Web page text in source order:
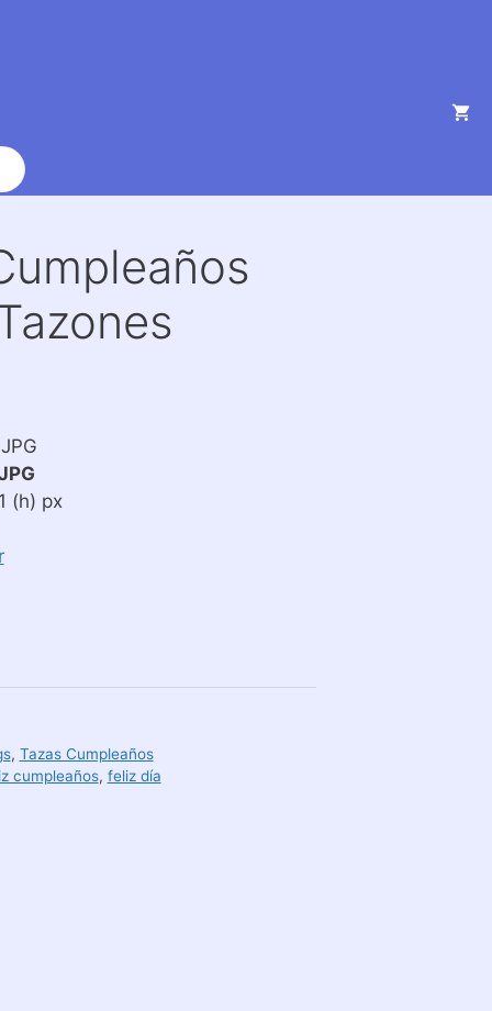
(h) px
, Tazas Cumpleaños
cumpleaños, feliz día